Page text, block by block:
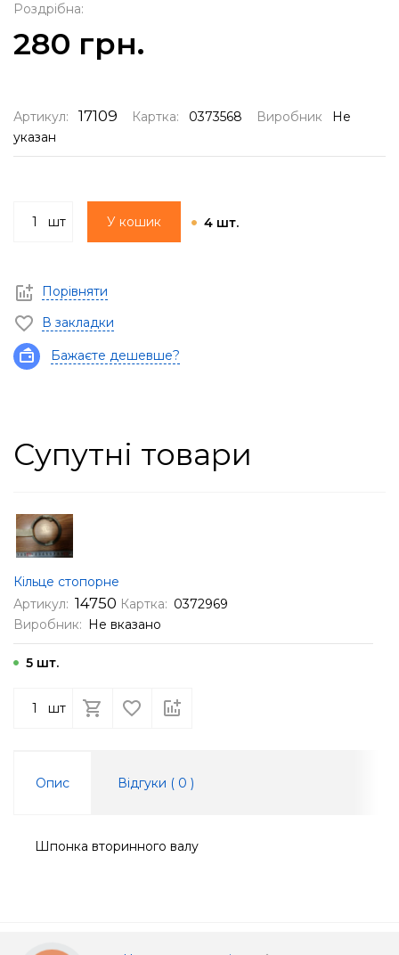
Роздрібна:
280 грн.
Артикул: 17109 Картка: 0373568 Виробник
Не
указан
шт У кошик 4 шт.
Порівняти
В закладки
Бажаєте дешевше?
Супутні товари
Кільце стопорне
Артикул: 14750 Картка: 0372969
Виробник: Не вказано
5 шт.
шт
Опис Відгуки ( 0 )
Шпонка вторинного валу